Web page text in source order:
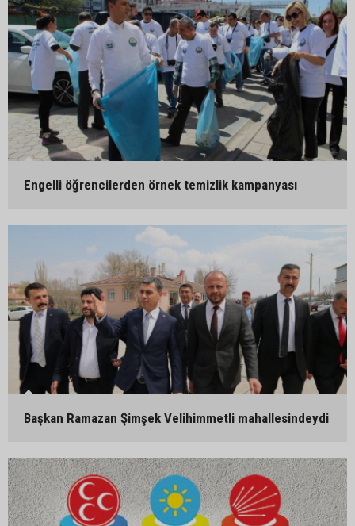
Engelli öğrencilerden örnek temizlik kampanyası
Başkan Ramazan Şimşek Velihimmetli mahallesindeydi